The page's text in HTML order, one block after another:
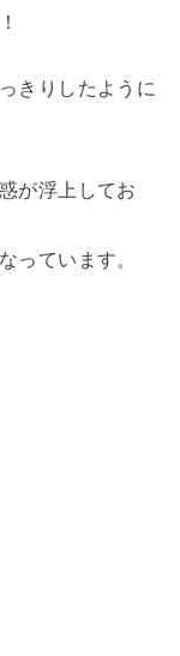
きりしたように
が浮上してお
っています。